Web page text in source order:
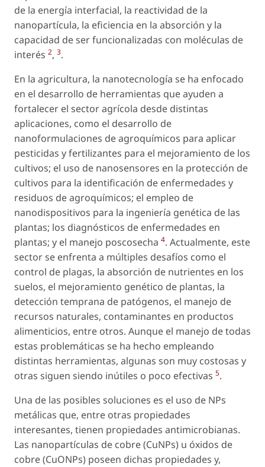
de la energía interfacial, la reactividad de la
nanopartícula, la eficiencia en la absorción y la
capacidad de ser funcionalizadas con moléculas de
interés 2, 3.
En la agricultura, la nanotecnología se ha enfocado
en el desarrollo de herramientas que ayuden a
fortalecer el sector agrícola desde distintas
aplicaciones, como el desarrollo de
nanoformulaciones de agroquímicos para aplicar
pesticidas y fertilizantes para el mejoramiento de los
cultivos; el uso de nanosensores en la protección de
cultivos para la identificación de enfermedades y
residuos de agroquímicos; el empleo de
nanodispositivos para la ingeniería genética de las
plantas; los diagnósticos de enfermedades en
plantas; y el manejo poscosecha 4. Actualmente, este
sector se enfrenta a múltiples desafíos como el
control de plagas, la absorción de nutrientes en los
suelos, el mejoramiento genético de plantas, la
detección temprana de patógenos, el manejo de
recursos naturales, contaminantes en productos
alimenticios, entre otros. Aunque el manejo de todas
estas problemáticas se ha hecho empleando
distintas herramientas, algunas son muy costosas y
otras siguen siendo inútiles o poco efectivas 5.
Una de las posibles soluciones es el uso de NPs
metálicas que, entre otras propiedades
interesantes, tienen propiedades antimicrobianas.
Las nanopartículas de cobre (CuNPs) u óxidos de
cobre (CuONPs) poseen dichas propiedades y,